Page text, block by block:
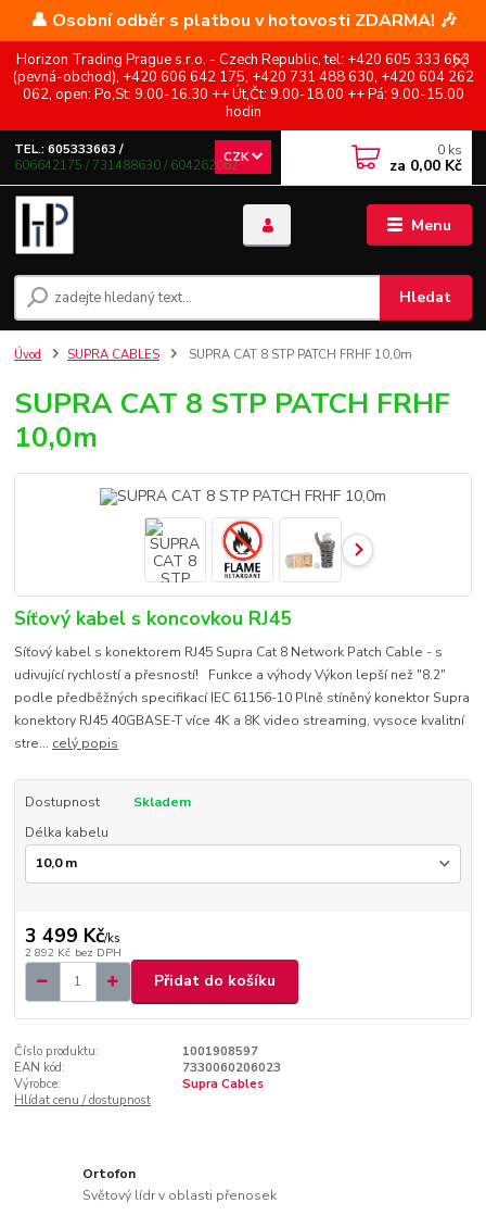
👤 Osobní odběr s platbou v hotovosti ZDARMA! 🎶
Horizon Trading Prague s.r.o. - Czech Republic, tel: +420 605 333 663
(pevná-obchod), +420 606 642 175, +420 731 488 630, +420 604 262
062, open: Po,St: 9.00-16.30 ++ Út,Čt: 9.00-18.00 ++ Pá: 9.00-15.00
hodin
Menu
CZK
Hledat
TEL.: 605333663 /
606642175 / 731488630 / 604262062
0 ks
za 0,00 Kč
Úvod SUPRA CABLES SUPRA CAT 8 STP PATCH FRHF 10,0m
SUPRA CAT 8 STP PATCH FRHF
10,0m
Síťový kabel s koncovkou RJ45
Síťový kabel s konektorem RJ45 Supra Cat 8 Network Patch Cable - s
udivující rychlostí a přesností! Funkce a výhody Výkon lepší než "8.2"
podle předběžných specifikací IEC 61156-10 Plně stíněný konektor Supra
konektory RJ45 40GBASE-T více 4K a 8K video streaming, vysoce kvalitní
stre... celý popis
Dostupnost
Skladem
Délka kabelu
3 499 Kč/ks
2 892 Kč bez DPH
Přidat do košíku
Číslo produktu:
1001908597
EAN kód:
7330060206023
Výrobce:
Supra Cables
Hlídat cenu / dostupnost
Ortofon
Světový lídr v oblasti přenosek